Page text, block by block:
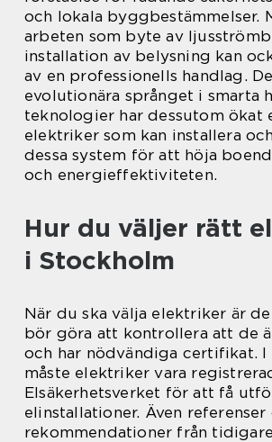
och lokala byggbestämmelser.
arbeten som byte av
installation av belysning kan
av en professionells handlag.
evolutionära språnget i smarta
teknologier har dessutom ökat
elektriker som kan installera
dessa system för att höja
och energieffektiviteten.
Hur du väljer rätt
i Stockholm
När du ska välja elektriker är
bör göra att kontrollera att de
och har nödvändiga certifikat. I
måste elektriker vara
Elsäkerhetsverket för att få
elinstallationer. Även referenser
rekommendationer från